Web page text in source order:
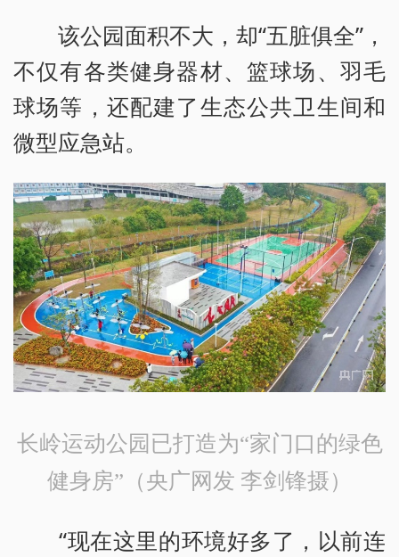
该公园面积不大，却“五脏俱全”，
不仅有各类健身器材、篮球场、羽毛
球场等，还配建了生态公共卫生间和
微型应急站。
长岭运动公园已打造为“家门口的绿色
健身房”（央广网发 李剑锋摄）
“现在这里的环境好多了，以前连